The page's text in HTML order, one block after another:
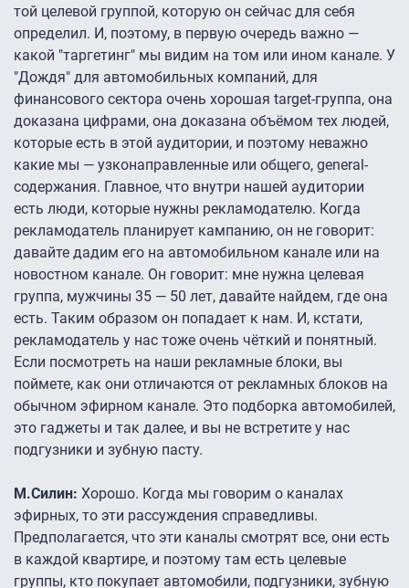
той целевой группой, которую он сейчас для себя
определил. И, поэтому, в первую очередь важно —
какой "таргетинг" мы видим на том или ином канале. У
"Дождя" для автомобильных компаний, для
финансового сектора очень хорошая target-группа, она
доказана цифрами, она доказана объёмом тех людей,
которые есть в этой аудитории, и поэтому неважно
какие мы — узконаправленные или общего, general-
содержания. Главное, что внутри нашей аудитории
есть люди, которые нужны рекламодателю. Когда
рекламодатель планирует кампанию, он не говорит:
давайте дадим его на автомобильном канале или на
новостном канале. Он говорит: мне нужна целевая
группа, мужчины 35 — 50 лет, давайте найдем, где она
есть. Таким образом он попадает к нам. И, кстати,
рекламодатель у нас тоже очень чёткий и понятный.
Если посмотреть на наши рекламные блоки, вы
поймете, как они отличаются от рекламных блоков на
обычном эфирном канале. Это подборка автомобилей,
это гаджеты и так далее, и вы не встретите у нас
подгузники и зубную пасту.
М.Силин: Хорошо. Когда мы говорим о каналах
эфирных, то эти рассуждения справедливы.
Предполагается, что эти каналы смотрят все, они есть
в каждой квартире, и поэтому там есть целевые
группы, кто покупает автомобили, подгузники, зубную